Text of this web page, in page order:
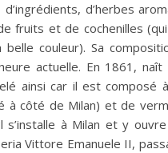
d’ingrédients, d’herbes
fruits et de cochenilles
belle couleur). Sa
actuelle. En 1861, naît
ainsi car il est composé
à côté de Milan) et de
s’installe à Milan et y
Vittore Emanuele II,